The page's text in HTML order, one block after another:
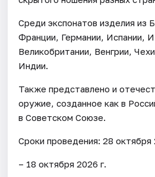
Среди экспонатов изделия из
Франции, Германии, Испании,
Великобритании, Венгрии,
Индии.
Также представлено и
оружие, созданное как в
в Советском Союзе.
Сроки проведения: 28 октября
– 18 октября 2026 г.